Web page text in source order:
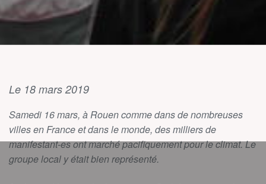
Le 18 mars 2019
Samedi 16 mars, à Rouen comme dans de nombreuses
villes en France et dans le monde, des milliers de
manifestant-es ont marché pacifiquement pour le climat. Le
groupe local y était bien représenté.